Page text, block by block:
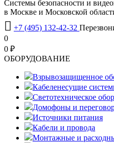
Системы безопасности и
в Москве и Московской
 +7 (495) 132-42-32
0
0 ₽
OБОРУДОВАНИЕ
Взрывозащищенное
Кабеленесущие
Светотехническое
Домофоны и
Источники питания
Кабели и провода
Монтажные и